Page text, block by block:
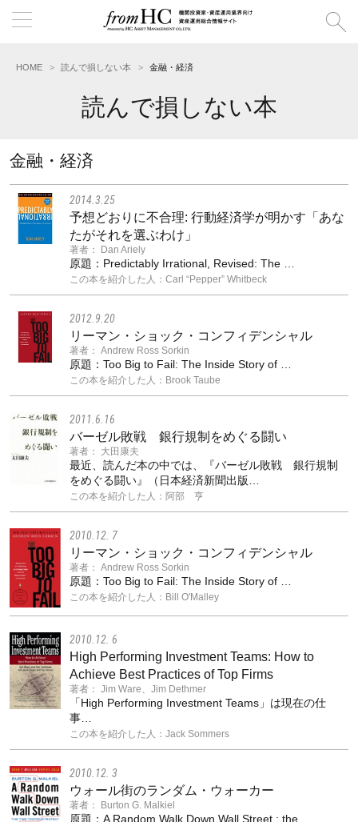
HOME 読んで損しない本 金融・経済
読んで損しない本
金融・経済
2014.3.25
予想どおりに不合理: 行動経済学が明かす「あな
たがそれを選ぶわけ」
著者： Dan Ariely
原題：Predictably Irrational, Revised: The …
この本を紹介した人：Carl “Pepper” Whitbeck
2012.9.20
リーマン・ショック・コンフィデンシャル
著者： Andrew Ross Sorkin
原題：Too Big to Fail: The Inside Story of …
この本を紹介した人：Brook Taube
2011.6.16
バーゼル敗戦 銀行規制をめぐる闘い
著者： 大田康夫
最近、読んだ本の中では、『バーゼル敗戦 銀行規制
をめぐる闘い』（日本経済新聞出版…
この本を紹介した人：阿部 亨
2010.12. 7
リーマン・ショック・コンフィデンシャル
著者： Andrew Ross Sorkin
原題：Too Big to Fail: The Inside Story of …
この本を紹介した人：Bill O'Malley
2010.12. 6
High Performing Investment Teams: How to
Achieve Best Practices of Top Firms
著者： Jim Ware、Jim Dethmer
「High Performing Investment Teams」は現在の仕
事…
この本を紹介した人：Jack Sommers
2010.12. 3
ウォール街のランダム・ウォーカー
著者： Burton G. Malkiel
原題：A Random Walk Down Wall Street : the …